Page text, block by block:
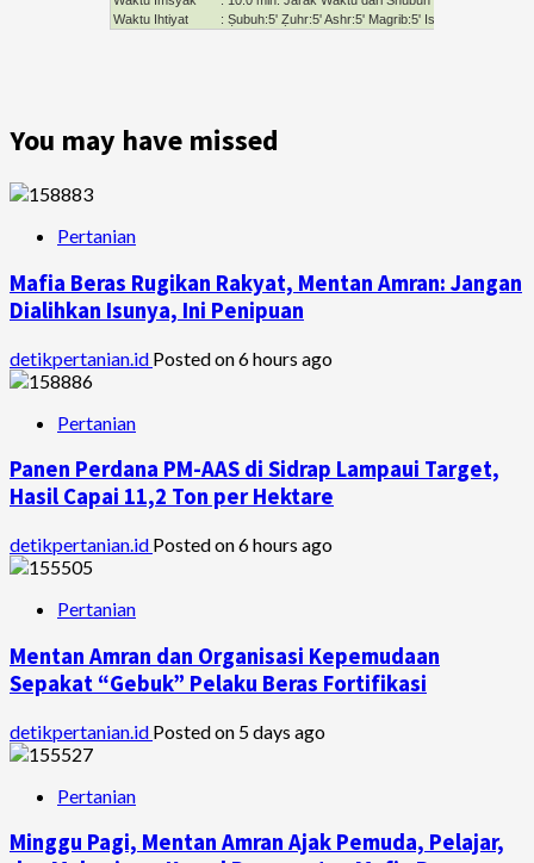
You may have missed
Pertanian
Mafia Beras Rugikan Rakyat, Mentan Amran: Jangan
Dialihkan Isunya, Ini Penipuan
detikpertanian.id Posted on 6 hours ago
Pertanian
Panen Perdana PM-AAS di Sidrap Lampaui Target,
Hasil Capai 11,2 Ton per Hektare
detikpertanian.id Posted on 6 hours ago
Pertanian
Mentan Amran dan Organisasi Kepemudaan
Sepakat “Gebuk” Pelaku Beras Fortifikasi
detikpertanian.id Posted on 5 days ago
Pertanian
Minggu Pagi, Mentan Amran Ajak Pemuda, Pelajar,